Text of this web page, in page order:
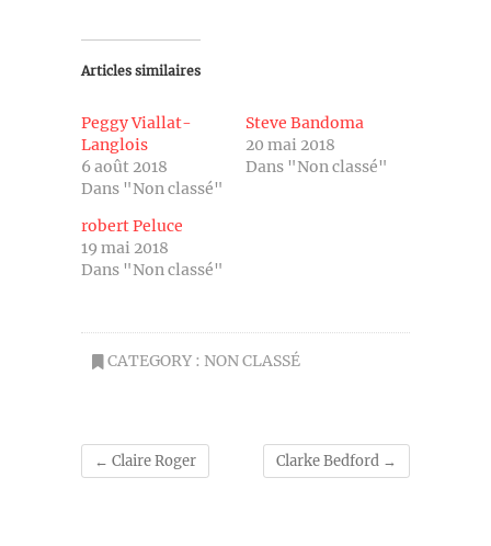
Articles similaires
Peggy Viallat-
Langlois
6 août 2018
Dans "Non classé"
Steve Bandoma
20 mai 2018
Dans "Non classé"
robert Peluce
19 mai 2018
Dans "Non classé"
CATEGORY : NON CLASSÉ
← Claire Roger Clarke Bedford →